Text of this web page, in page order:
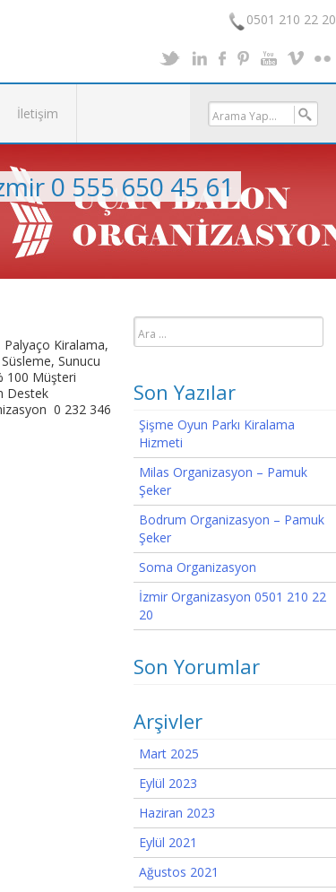
0501 210 22 20
İletişim
0 555 650 45 61
Palyaço Kiralama,
Sunucu
100 Müşteri
Destek
0 232 346
Arama:
Son Yazılar
Şişme Oyun Parkı Kiralama
Hizmeti
Milas Organizasyon – Pamuk
Şeker
Bodrum Organizasyon – Pamuk
Şeker
Soma Organizasyon
İzmir Organizasyon 0501 210 22
20
Son Yorumlar
Arşivler
Mart 2025
Eylül 2023
Haziran 2023
Eylül 2021
Ağustos 2021